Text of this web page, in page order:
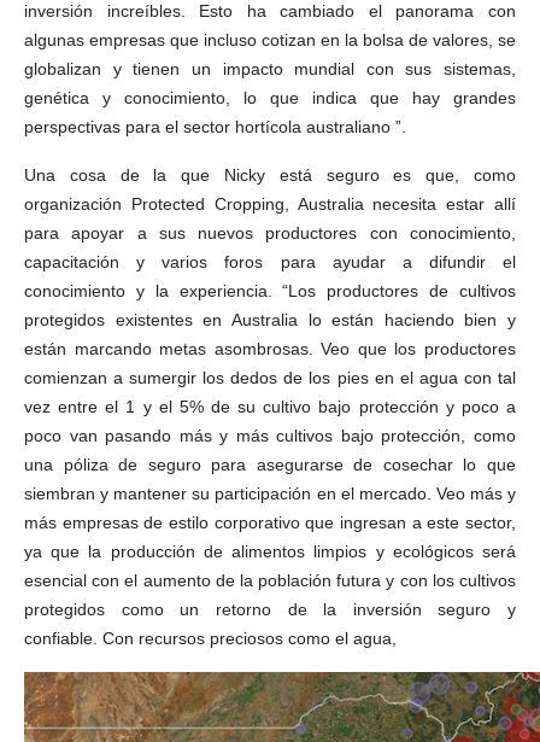
inversión increíbles. Esto ha cambiado el panorama con
algunas empresas que incluso cotizan en la bolsa de valores, se
globalizan y tienen un impacto mundial con sus sistemas,
genética y conocimiento, lo que indica que hay grandes
perspectivas para el sector hortícola australiano ”.
Una cosa de la que Nicky está seguro es que, como
organización Protected Cropping, Australia necesita estar allí
para apoyar a sus nuevos productores con conocimiento,
capacitación y varios foros para ayudar a difundir el
conocimiento y la experiencia. “Los productores de cultivos
protegidos existentes en Australia lo están haciendo bien y
están marcando metas asombrosas. Veo que los productores
comienzan a sumergir los dedos de los pies en el agua con tal
vez entre el 1 y el 5% de su cultivo bajo protección y poco a
poco van pasando más y más cultivos bajo protección, como
una póliza de seguro para asegurarse de cosechar lo que
siembran y mantener su participación en el mercado. Veo más y
más empresas de estilo corporativo que ingresan a este sector,
ya que la producción de alimentos limpios y ecológicos será
esencial con el aumento de la población futura y con los cultivos
protegidos como un retorno de la inversión seguro y
confiable. Con recursos preciosos como el agua,